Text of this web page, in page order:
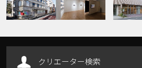
クリエーター検索